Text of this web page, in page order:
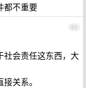
都不重要
84
社会责任这东西，大
关系。